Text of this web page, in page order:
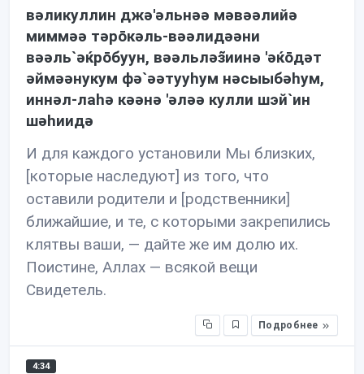
вəликуллин джə'əльнəə мəвəəлийə
миммəə тəрōкəль-вəəлидəəни
вəəль`əќрōбуун, вəəльлəз̃иинə 'əќōдəт
əймəəнукум фə`əəтууhум нəсыыбəhум,
иннəл-лаhə кəəнə 'əлəə кулли шэй`ин
шəhиидə
И для каждого установили Мы близких,
[которые наследуют] из того, что
оставили родители и [родственники]
ближайшие, и те, с которыми закрепились
клятвы ваши, — дайте же им долю их.
Поистине, Аллах — всякой вещи
Свидетель.
Подробнее
4:34